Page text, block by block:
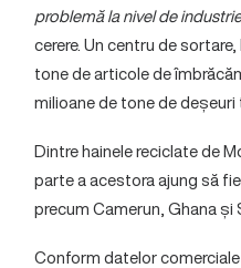
problemă la nivel de
cerere. Un centru de
tone de articole de
milioane de tone de
Dintre hainele reciclate de
parte a acestora ajung să
precum Camerun, Ghana și
Conform datelor